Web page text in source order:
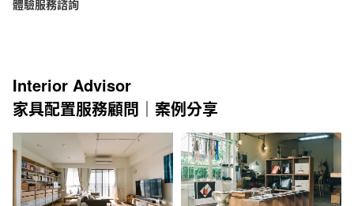
體驗服務諮詢
Interior Advisor
家具配置服務顧問｜案例分享